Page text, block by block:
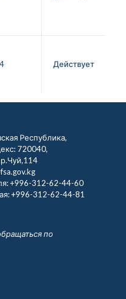
Действует
Республика,
720040,
+996-312-62-44-60
+996-312-62-44-81
по